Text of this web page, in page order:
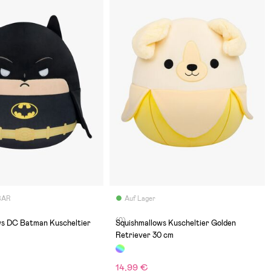
DC Batman Kuscheltier
Auf Lager
(0)
Squishmallows Kuscheltier Golden
Retriever 30 cm
14,99 €